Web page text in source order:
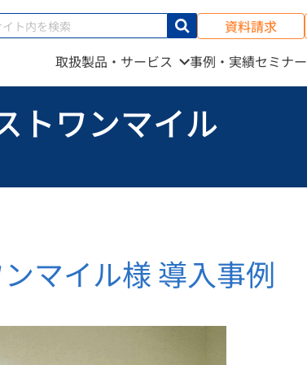
資料請求
取扱製品・サービス
事例・実績セミナー
トワンマイル
マイル様 導入事例